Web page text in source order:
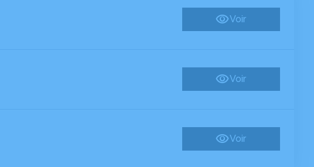
Voir
Voir
Voir